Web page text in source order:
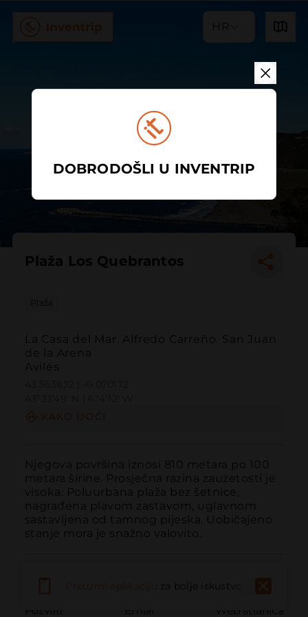
HR
Plaža Los Quebrantos
Plaža
La Casa del Mar. Alfredo Carreño. San Juan
de la Arena
Avilés
Njegova površina iznosi 810 metara po 100
metara širine. Prosječna razina zauzetosti je
visoka. Poluurbana plaža bez šetnice,
nagrađena plavom zastavom, uglavnom
sastavljena od tamnog pijeska. Uobičajeno
stanje mora je snažno valovito.
Pozvati Email Web stranica
za bolje iskustvo
DOBRODOŠLI U INVENTRIP